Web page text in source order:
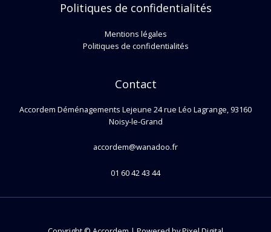
Politiques de confidentialités
Mentions légales
Politiques de confidentialités
Contact
Accordem Déménagements Lejeune 24 rue Léo Lagrange, 93160
Noisy-le-Grand
accordem@wanadoo.fr​
01 60 42 43 44